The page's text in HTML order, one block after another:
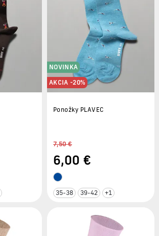
NOVINKA
AKCIA -20%
Ponožky PLAVEC
7,50 €
6,00 €
35-38 39-42 +1